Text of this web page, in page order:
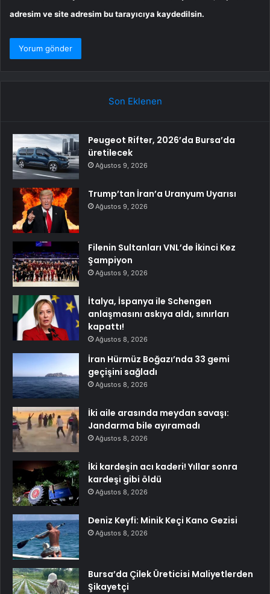
adresim ve site adresim bu tarayıcıya kaydedilsin.
Son Eklenen
Peugeot Rifter, 2026’da Bursa’da
üretilecek
Ağustos 9, 2026
Trump’tan İran’a Uranyum Uyarısı
Ağustos 9, 2026
Filenin Sultanları VNL’de İkinci Kez
Şampiyon
Ağustos 9, 2026
İtalya, İspanya ile Schengen
anlaşmasını askıya aldı, sınırları
kapattı!
Ağustos 8, 2026
İran Hürmüz Boğazı’nda 33 gemi
geçişini sağladı
Ağustos 8, 2026
İki aile arasında meydan savaşı:
Jandarma bile ayıramadı
Ağustos 8, 2026
İki kardeşin acı kaderi! Yıllar sonra
kardeşi gibi öldü
Ağustos 8, 2026
Deniz Keyfi: Minik Keçi Kano Gezisi
Ağustos 8, 2026
Bursa’da Çilek Üreticisi Maliyetlerden
Şikayetçi